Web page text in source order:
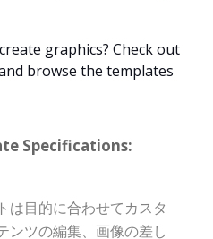
graphics? Check out
browse the templates
Specifications:
は目的に合わせてカスタ
ンツの編集、画像の差し